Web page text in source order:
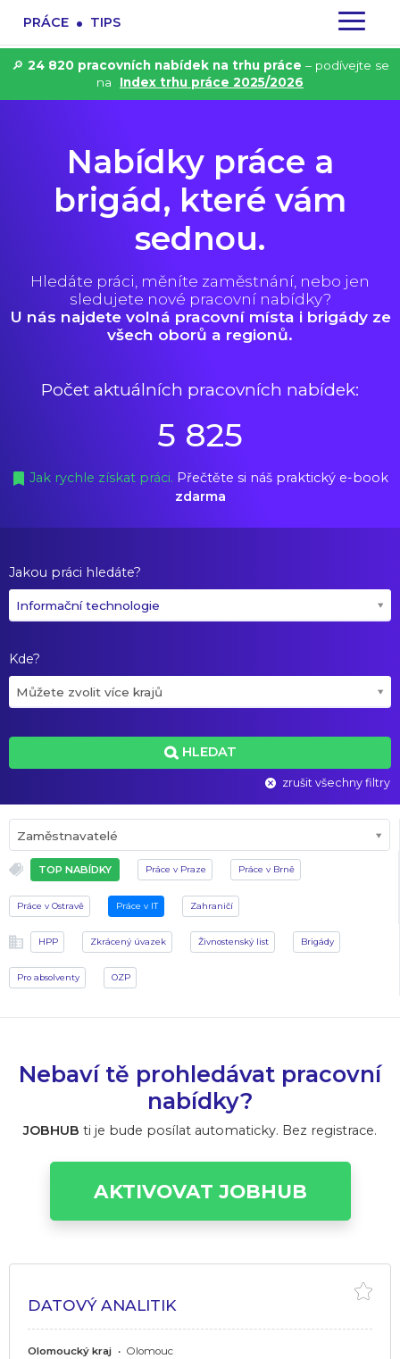
PRÁCE . TIPS
🔎 24 820 pracovních nabídek na trhu práce – podívejte se
na
Index trhu práce 2025/2026
Nabídky práce a
brigád, které vám
sednou.
Hledáte práci, měníte zaměstnání, nebo jen
sledujete nové pracovní nabídky?
U nás najdete volná pracovní místa i brigády ze
všech oborů a regionů.
Počet aktuálních pracovních nabídek:
5 825
Jak rychle získat práci. Přečtěte si náš praktický e-book
zdarma
Jakou práci hledáte?
Informační technologie
Kde?
Můžete zvolit více krajů
HLEDAT
zrušit všechny filtry
Zaměstnavatelé
TOP NABÍDKY Práce v Praze Práce v Brně
Práce v Ostravě Práce v IT Zahraničí
HPP Zkrácený úvazek Živnostenský list Brigády
Pro absolventy OZP
Nebaví tě prohledávat pracovní
nabídky?
JOBHUB ti je bude posílat automaticky. Bez registrace.
AKTIVOVAT JOBHUB
DATOVÝ ANALITIK
Olomoucký kraj • Olomouc